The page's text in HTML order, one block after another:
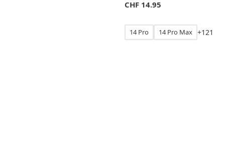
CHF 14.95
14 Pro 14 Pro Max +1 21